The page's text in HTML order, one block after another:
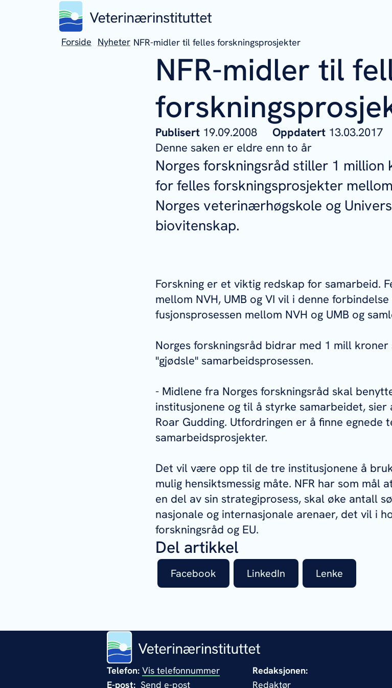
Forside Nyheter NFR-midler til felles forskningsprosjekter
NFR-midler til
Publisert 19.09.2008 Oppdatert 13.03.2017
Denne saken er eldre enn to år
Norges forskningsråd stiller 1 million
for felles forskningsprosjekter
Norges veterinærhøgskole og
biovitenskap.
Forskning er et viktig redskap for samarbeid.
mellom NVH, UMB og VI vil i denne
fusjonsprosessen mellom NVH og UMB og
Norges forskningsråd bidrar med 1 mill
"gjødsle" samarbeidsprosessen.
- Midlene fra Norges forskningsråd skal
institusjonene og til å styrke samarbeidet,
Roar Gudding. Utfordringen er å finne egnede
samarbeidsprosjekter.
Det vil være opp til de tre institusjonene å
mulig hensiktsmessig måte. NFR har som mål
en del av sin strategiprosess, skal øke antall
nasjonale og internasjonale arenaer, det vil i
forskningsråd og EU.
Del artikkel
Facebook LinkedIn Lenke
Telefon: Vis telefonnummer
E-post: Send e-post
Redaksjonen:
Redaktør